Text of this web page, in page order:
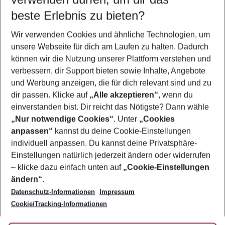
5-8 Nächte
2 Erwachsene Keine Kinder
Mehr Filter anzeigen
Footer
Footer navigation
Über uns
AGB
Bestpreisgarantie
Cookie-Einstellungen ändern
Cookie-Richtlinie
Agenturbetreuung
Barrierefreies Reisen
Folge uns
beste Erlebnis zu bieten?
Wir verwenden Cookies und ähnliche Technologien, um
unsere Webseite für dich am Laufen zu halten. Dadurch
können wir die Nutzung unserer Plattform verstehen und
verbessern, dir Support bieten sowie Inhalte, Angebote
und Werbung anzeigen, die für dich relevant sind und zu
dir passen. Klicke auf „Alle akzeptieren“, wenn du
einverstanden bist. Dir reicht das Nötigste? Dann wähle
„Nur notwendige Cookies“. Unter „Cookies
anpassen“ kannst du deine Cookie-Einstellungen
individuell anpassen. Du kannst deine Privatsphäre-
Einstellungen natürlich jederzeit ändern oder widerrufen
– klicke dazu einfach unten auf „Cookie-Einstellungen
ändern“.
Datenschutz-Informationen
Impressum
Cookie/Tracking-Informationen